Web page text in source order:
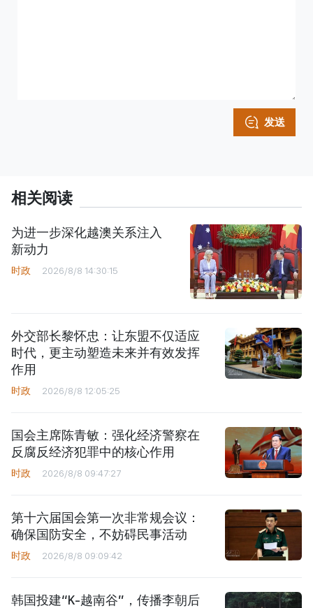
发送
相关阅读
为进一步深化越澳关系注入
新动力
时政 2026/8/8 14:30:15
外交部长黎怀忠：让东盟不仅适应
时代，更主动塑造未来并有效发挥
作用
时政 2026/8/8 12:05:25
国会主席陈青敏：强化经济警察在
反腐反经济犯罪中的核心作用
时政 2026/8/8 09:47:27
第十六届国会第一次非常规会议：
确保国防安全，不妨碍民事活动
时政 2026/8/8 09:09:42
韩国投建“K-越南谷”，传播李朝后